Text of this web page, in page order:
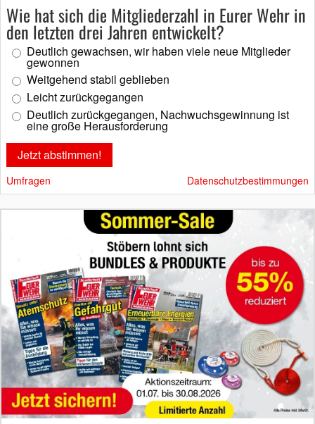
Wie hat sich die Mitgliederzahl in Eurer Wehr in
den letzten drei Jahren entwickelt?
Deutlich gewachsen, wir haben viele neue Mitglieder
gewonnen
Weitgehend stabil geblieben
Leicht zurückgegangen
Deutlich zurückgegangen, Nachwuchsgewinnung ist
eine große Herausforderung
Umfragen Datenschutzbestimmungen